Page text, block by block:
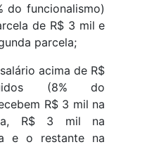
do funcionalismo)
de R$ 3 mil e
parcela;
acima de R$
(8% do
R$ 3 mil na
R$ 3 mil na
e o restante na